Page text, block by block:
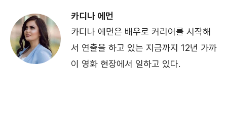
카디나 에먼
카디나 에먼은 배우로 커리어를 시작해
서 연출을 하고 있는 지금까지 12년 가까
이 영화 현장에서 일하고 있다.